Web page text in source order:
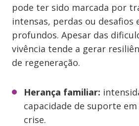
pode ter sido marcada por
intensas, perdas ou desafios
profundos. Apesar das
vivência tende a gerar
de regeneração.
Herança familiar:
capacidade de suporte
crise.